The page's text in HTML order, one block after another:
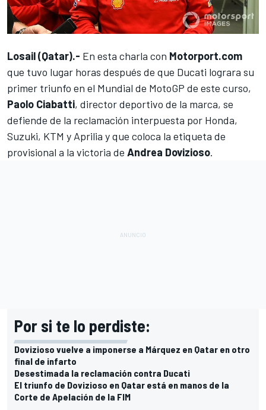
Losail (Qatar).- En esta charla con Motorport.com
que tuvo lugar horas después de que Ducati lograra su
primer triunfo en el Mundial de MotoGP de este curso,
Paolo Ciabatti, director deportivo de la marca, se
defiende de la reclamación interpuesta por Honda,
Suzuki, KTM y Aprilia y que coloca la etiqueta de
provisional a la victoria de Andrea Dovizioso.
Por si te lo perdiste:
Dovizioso vuelve a imponerse a Márquez en Qatar en otro
final de infarto
Desestimada la reclamación contra Ducati
El triunfo de Dovizioso en Qatar está en manos de la
Corte de Apelación de la FIM